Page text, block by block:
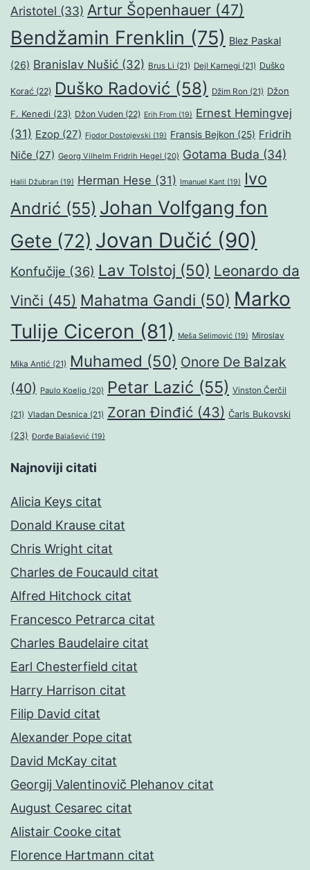
Aristotel (33) Artur Šopenhauer (47)
Bendžamin Frenklin (75) Blez Paskal
(26) Branislav Nušić (32) Brus Li (21) Dejl Karnegi (21) Duško
Korać (22) Duško Radović (58) Džim Ron (21) Džon
F. Kenedi (23) Džon Vuden (22) Erih From (19) Ernest Hemingvej
(31) Ezop (27) Fjodor Dostojevski (19) Fransis Bejkon (25) Fridrih
Niče (27) Georg Vilhelm Fridrih Hegel (20) Gotama Buda (34)
Halil Džubran (19) Herman Hese (31) Imanuel Kant (19)
Ivo
Andrić (55) Johan Volfgang fon
Gete (72) Jovan Dučić (90)
Konfučije (36) Lav Tolstoj (50) Leonardo da
Vinči (45) Mahatma Gandi (50) Marko
Tulije Ciceron (81) Meša Selimović (19) Miroslav
Mika Antić (21) Muhamed (50) Onore De Balzak
(40) Paulo Koeljo (20) Petar Lazić (55) Vinston Čerčil
(21) Vladan Desnica (21) Zoran Đinđić (43) Čarls Bukovski
(23) Đorđe Balašević (19)
Najnoviji citati
Alicia Keys citat
Donald Krause citat
Chris Wright citat
Charles de Foucauld citat
Alfred Hitchock citat
Francesco Petrarca citat
Charles Baudelaire citat
Earl Chesterfield citat
Harry Harrison citat
Filip David citat
Alexander Pope citat
David McKay citat
Georgij Valentinovič Plehanov citat
August Cesarec citat
Alistair Cooke citat
Florence Hartmann citat